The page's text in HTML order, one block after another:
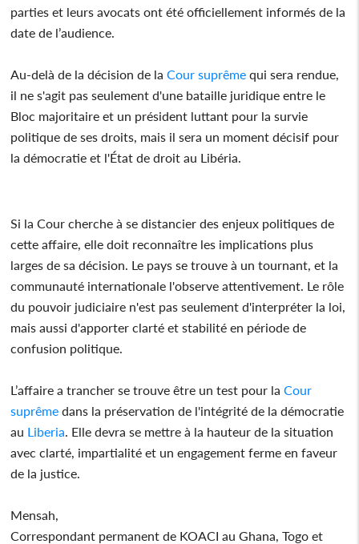
parties et leurs avocats ont été officiellement informés de la
date de l’audience.
Au-delà de la décision de laCour suprême qui sera rendue,
il ne s'agit pas seulement d'une bataille juridique entre le
Bloc majoritaire et un président luttant pour la survie
politique de ses droits, mais il sera un moment décisif pour
la démocratie et l'État de droit au Libéria.
Si la Cour cherche à se distancier des enjeux politiques de
cette affaire, elle doit reconnaître les implications plus
larges de sa décision. Le pays se trouve à un tournant, et la
communauté internationale l'observe attentivement. Le rôle
du pouvoir judiciaire n'est pas seulement d'interpréter la loi,
mais aussi d'apporter clarté et stabilité en période de
confusion politique.
L’affaire a trancher se trouve être un test pour laCour
suprême dans la préservation de l'intégrité de la démocratie
au Liberia . Elle devra se mettre à la hauteur de la situation
avec clarté, impartialité et un engagement ferme en faveur
de la justice.
Mensah,
Correspondant permanent de KOACI au Ghana, Togo et